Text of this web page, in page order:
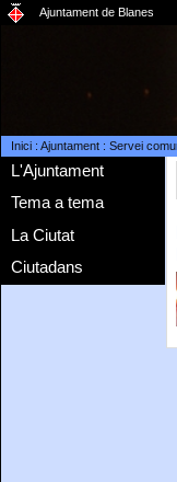
Ajuntament de Blanes
Inici: Ajuntament: Servei
L'Ajuntament
Tema a tema
La Ciutat
Ciutadans